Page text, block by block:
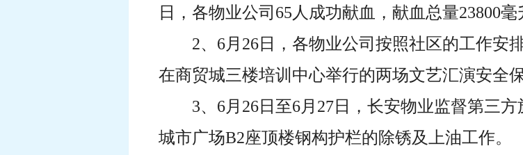
日，各物业公司65人成功献血，献血总量23800毫
2、6月26日，各物业公司按照社区的工作安
在商贸城三楼培训中心举行的两场文艺汇演安全保
3、6月26日至6月27日，长安物业监督第三
城市广场B2座顶楼钢构护栏的除锈及上油工作。